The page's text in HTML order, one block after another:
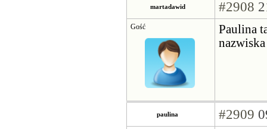
martadawid #2908
Gość
Paulina
paulina #2909